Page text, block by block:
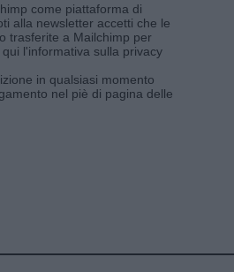
come piattaforma di
alla newsletter accetti che le
trasferite a Mailchimp per
qui l'informativa sulla privacy
in qualsiasi momento
nel piè di pagina delle